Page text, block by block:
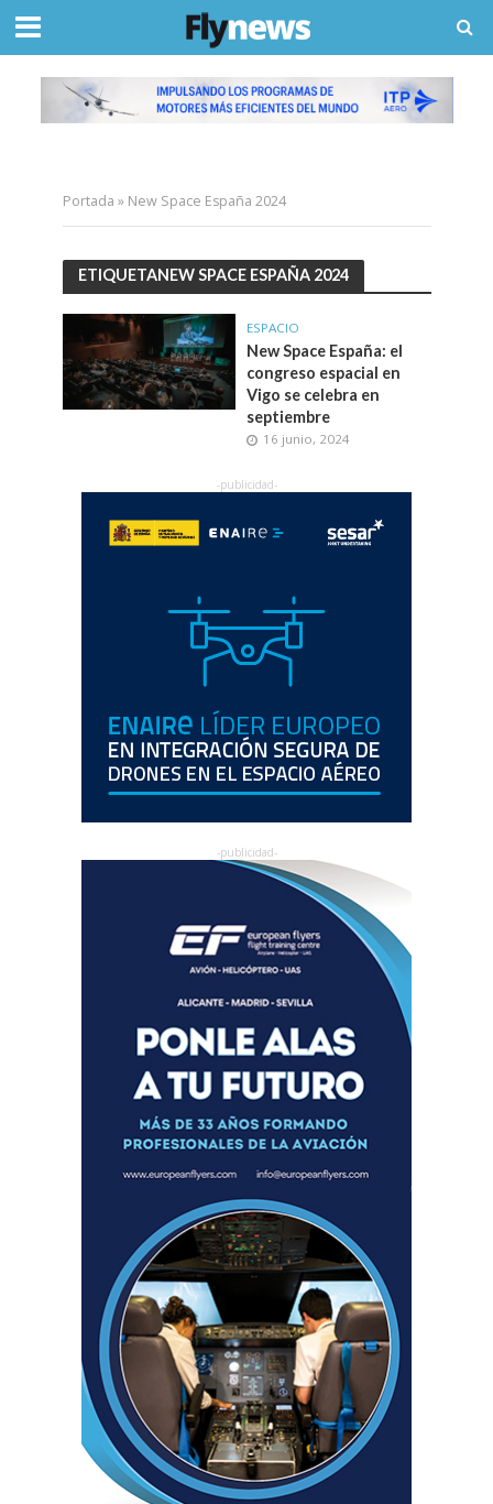
Portada » New Space España 2024
ETIQUETANEW SPACE ESPAÑA 2024
ESPACIO
New Space España: el
congreso espacial en
Vigo se celebra en
septiembre
16 junio, 2024